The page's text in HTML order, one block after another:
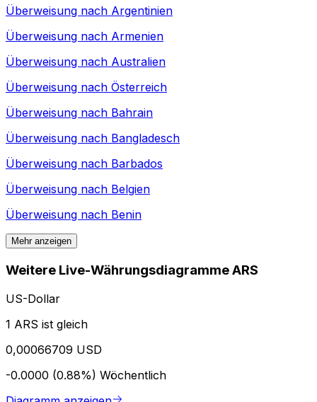
Überweisung nach Argentinien
Überweisung nach Armenien
Überweisung nach Australien
Überweisung nach Österreich
Überweisung nach Bahrain
Überweisung nach Bangladesch
Überweisung nach Barbados
Überweisung nach Belgien
Überweisung nach Benin
Mehr anzeigen
Weitere Live-Währungsdiagramme ARS
US-Dollar
1 ARS ist gleich
0,00066709 USD
-0.0000 (0.88%) Wöchentlich